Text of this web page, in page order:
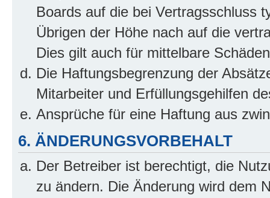
Boards auf die bei Vertragsschluss
Übrigen der Höhe nach auf die
Dies gilt auch für mittelbare
Die Haftungsbegrenzung der
Mitarbeiter und Erfüllungsgehilfen
Ansprüche für eine Haftung aus
6. ÄNDERUNGSVORBEHALT
Der Betreiber ist berechtigt, die
zu ändern. Die Änderung wird dem